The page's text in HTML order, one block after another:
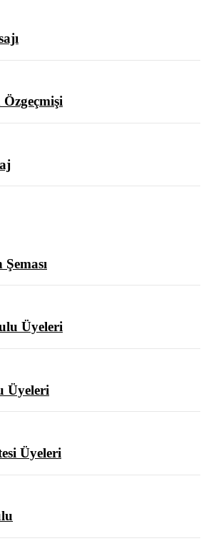
Özgeçmişi
Üyeleri
Üyeleri
Üyeleri